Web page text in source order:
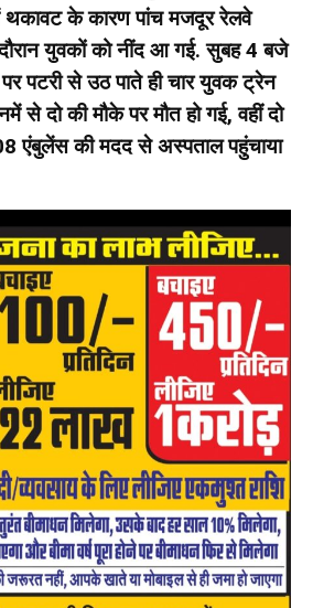
थकावट के कारण पांच मजदूर रेलवे
युवकों को नींद आ गई. सुबह 4 बजे
पटरी से उठ पाते ही चार युवक ट्रेन
से दो की मौके पर मौत हो गई, वहीं दो
एंबुलेंस की मदद से अस्पताल पहुंचाया